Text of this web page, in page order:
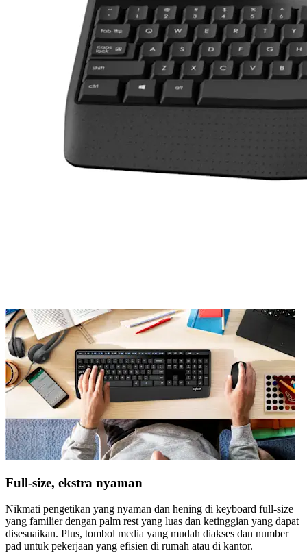
Full-size, ekstra nyaman
Nikmati pengetikan yang nyaman dan hening di keyboard full-size
yang familier dengan palm rest yang luas dan ketinggian yang dapat
disesuaikan. Plus, tombol media yang mudah diakses dan number
pad untuk pekerjaan yang efisien di rumah atau di kantor.